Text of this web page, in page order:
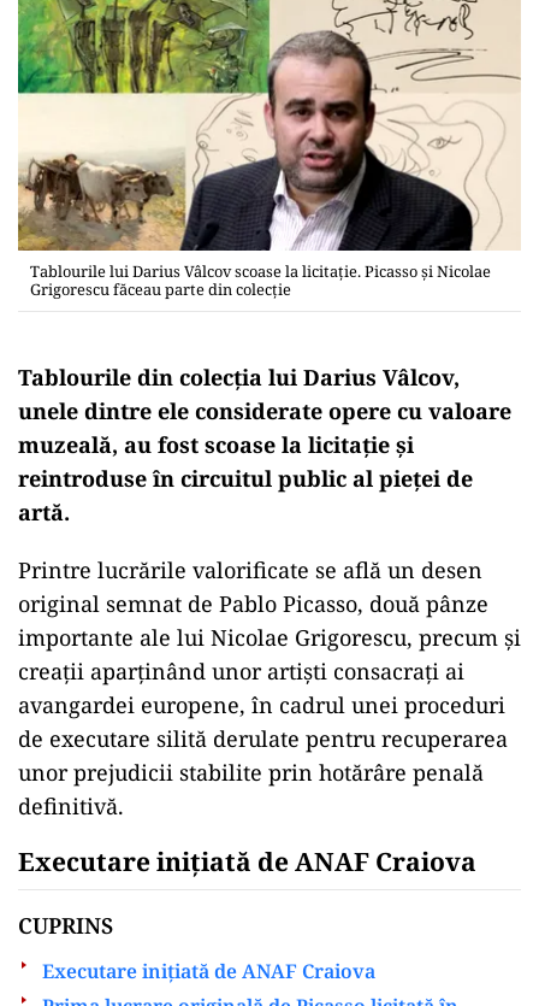
Tablourile lui Darius Vâlcov scoase la licitaţie. Picasso şi Nicolae
Grigorescu făceau parte din colecţie
Tablourile din colecția lui Darius Vâlcov,
unele dintre ele considerate opere cu valoare
muzeală, au fost scoase la licitație și
reintroduse în circuitul public al pieței de
artă.
Printre lucrările valorificate se află un desen
original semnat de Pablo Picasso, două pânze
importante ale lui Nicolae Grigorescu, precum și
creații aparținând unor artiști consacrați ai
avangardei europene, în cadrul unei proceduri
de executare silită derulate pentru recuperarea
unor prejudicii stabilite prin hotărâre penală
definitivă.
Executare iniţiată de ANAF Craiova
CUPRINS
Executare iniţiată de ANAF Craiova